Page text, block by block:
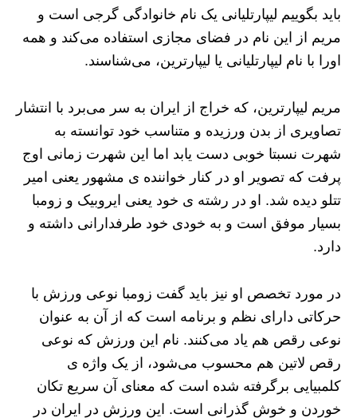
باید بگوییم لیپارتلیانی یک نام خانوادگی گرجی است و
مریم از این نام در فضای مجازی استفاده می‌کند و همه
اورا با نام لیپارتلیانی یا لیپارترین، می‌شناسند.
مریم لیپارترین، که خراج از ایران به سر می‌برد با انتشار
تصاویری از بدن ورزیده و متناسب خود توانسته به
شهرت نسبتا خوبی دست یابد اما این شهرت زمانی اوج
پرفت که تصویر او در کنار خواننده ی مشهور یعنی امیر
تتلو دیده شد. او در رشته ی خود یعنی ایروبیک و زومبا
بسیار موفق است و به خودی خود طرفدارانی داشته و
دارد.
در مورد تخصص او نیز باید گفت زومبا نوعی ورزش با
حرکاتی دارای نظم و برنامه است که از آن به عنوان
نوعی رقص هم یاد می‌کنند. نام این ورزش که نوعی
رقص لاتین هم محسوب می‌شود، از یک واژه ی
کلمبیایی برگرفته شده است که معنای آن سریع تکان
خوردن و خوش گذرانی است. این ورزش در ایران در